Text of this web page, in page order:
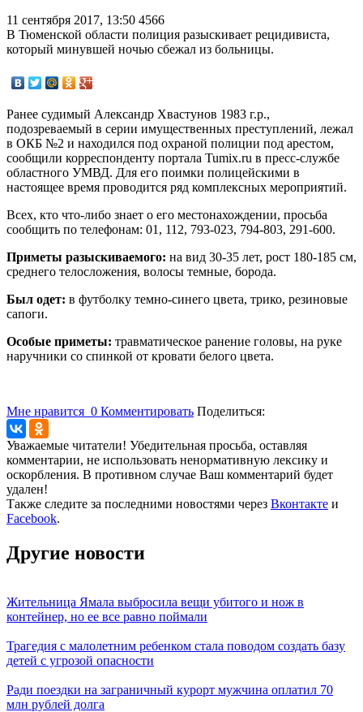
11 сентября 2017, 13:50 4566
В Тюменской области полиция разыскивает рецидивиста,
который минувшей ночью сбежал из больницы.
Ранее судимый Александр Хвастунов 1983 г.р.,
подозреваемый в серии имущественных преступлений, лежал
в ОКБ №2 и находился под охраной полиции под арестом,
сообщили корреспонденту портала Tumix.ru в пресс-службе
областного УМВД. Для его поимки полицейскими в
настоящее время проводится ряд комплексных мероприятий.
Всех, кто что-либо знает о его местонахождении, просьба
сообщить по телефонам: 01, 112, 793-023, 794-803, 291-600.
Приметы разыскиваемого: на вид 30-35 лет, рост 180-185 см,
среднего телосложения, волосы темные, борода.
Был одет: в футболку темно-синего цвета, трико, резиновые
сапоги.
Особые приметы: травматическое ранение головы, на руке
наручники со спинкой от кровати белого цвета.
Мне нравится 0 Комментировать Поделиться:
Уважаемые читатели! Убедительная просьба, оставляя
комментарии, не использовать ненормативную лексику и
оскорбления. В противном случае Ваш комментарий будет
удален!
Также следите за последними новостями через Вконтакте и
Facebook.
Другие новости
Жительница Ямала выбросила вещи убитого и нож в
контейнер, но ее все равно поймали
Трагедия с малолетним ребенком стала поводом создать базу
детей с угрозой опасности
Ради поездки на заграничный курорт мужчина оплатил 70
млн рублей долга